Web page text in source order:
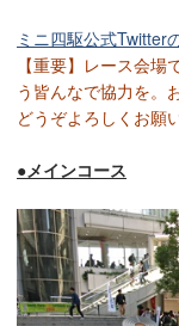
ミニ四駆公式Twitter
【重要】レース会
う皆んなで協力を。
どうぞよろしくお願
●メインコース